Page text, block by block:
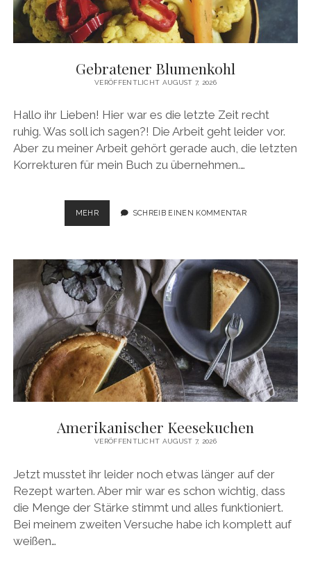
Gebratener Blumenkohl
VERÖFFENTLICHT AUGUST 7, 2026
Hallo ihr Lieben! Hier war es die letzte Zeit recht
ruhig. Was soll ich sagen?! Die Arbeit geht leider vor.
Aber zu meiner Arbeit gehört gerade auch, die letzten
Korrekturen für mein Buch zu übernehmen.…
MEHRGEBRATENER
BLUMENKOHL
SCHREIB EINEN KOMMENTAR
Amerikanischer Keesekuchen
VERÖFFENTLICHT AUGUST 7, 2026
Jetzt musstet ihr leider noch etwas länger auf der
Rezept warten. Aber mir war es schon wichtig, dass
die Menge der Stärke stimmt und alles funktioniert.
Bei meinem zweiten Versuche habe ich komplett auf
weißen…